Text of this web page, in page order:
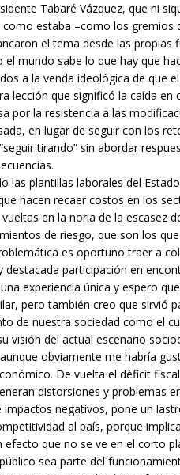
Tabaré Vázquez, que ni
estaba –como los gremios
el tema desde las propias
el mundo sabe lo que hay que
a la venda ideológica de que
lección que significó la caída en
por la resistencia a las
en lugar de seguir con los
tirando” sin abordar
las plantillas laborales del
hacen recaer costos en los
en la noria de la escasez
de riesgo, que son los
es oportuno traer a
destacada participación en
experiencia única y espero
pero también creo que sirvió
de nuestra sociedad como el
visión del actual escenario
obviamente me habría
De vuelta el déficit
distorsiones y problemas
impactos negativos, pone un
al país, porque
efecto que no se ve en el corto
sea parte del